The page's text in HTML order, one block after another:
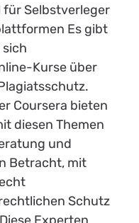
Selbstverleger
Es gibt
sich
Kurse über
Coursera bieten
diesen Themen
und
Betracht, mit
Schutz